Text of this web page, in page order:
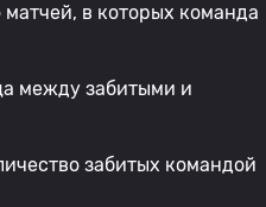
в которых команда
между забитыми и
забитых командой